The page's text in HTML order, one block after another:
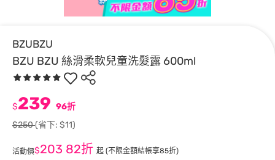
BZUBZU
BZU BZU 絲滑柔軟兒童洗髮露 600ml
$239 96折
$250(省下: $11)
活動價$203 82折 起 (不限金額結帳享85折)